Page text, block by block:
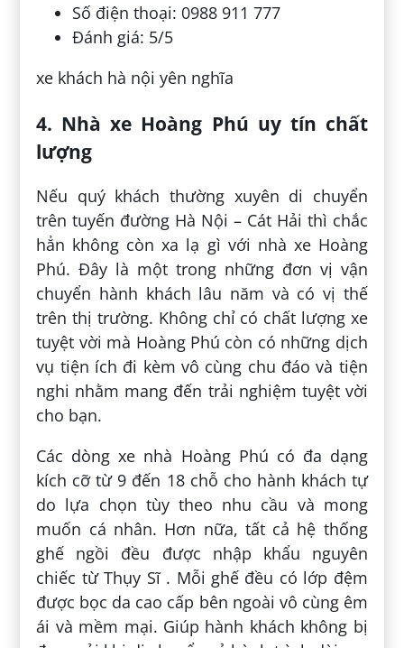
Số điện thoại: 0988 911 777
Đánh giá: 5/5
xe khách hà nội yên nghĩa
4. Nhà xe Hoàng Phú uy tín chất
lượng
Nếu quý khách thường xuyên di chuyển
trên tuyến đường Hà Nội – Cát Hải thì chắc
hẳn không còn xa lạ gì với nhà xe Hoàng
Phú. Đây là một trong những đơn vị vận
chuyển hành khách lâu năm và có vị thế
trên thị trường. Không chỉ có chất lượng xe
tuyệt vời mà Hoàng Phú còn có những dịch
vụ tiện ích đi kèm vô cùng chu đáo và tiện
nghi nhằm mang đến trải nghiệm tuyệt vời
cho bạn.
Các dòng xe nhà Hoàng Phú có đa dạng
kích cỡ từ 9 đến 18 chỗ cho hành khách tự
do lựa chọn tùy theo nhu cầu và mong
muốn cá nhân. Hơn nữa, tất cả hệ thống
ghế ngồi đều được nhập khẩu nguyên
chiếc từ Thụy Sĩ . Mỗi ghế đều có lớp đệm
được bọc da cao cấp bên ngoài vô cùng êm
ái và mềm mại. Giúp hành khách không bị